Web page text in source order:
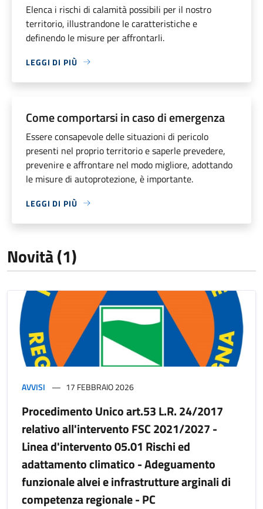
Elenca i rischi di calamità possibili per il nostro
territorio, illustrandone le caratteristiche e
definendo le misure per affrontarli.
LEGGI DI PIÙ
Come comportarsi in caso di emergenza
Essere consapevole delle situazioni di pericolo
presenti nel proprio territorio e saperle prevedere,
prevenire e affrontare nel modo migliore, adottando
le misure di autoprotezione, è importante.
LEGGI DI PIÙ
Novità (1)
AVVISI 17 FEBBRAIO 2026
Procedimento Unico art.53 L.R. 24/2017
relativo all'intervento FSC 2021/2027 -
Linea d'intervento 05.01 Rischi ed
adattamento climatico - Adeguamento
funzionale alvei e infrastrutture arginali di
competenza regionale - PC